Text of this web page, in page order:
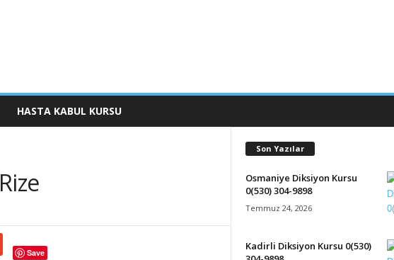
HASTA KABUL KURSU
Save
Son Yazılar
Osmaniye Diksiyon Kursu
0(530) 304-9898
Temmuz 24, 2026
Kadirli Diksiyon Kursu 0(530)